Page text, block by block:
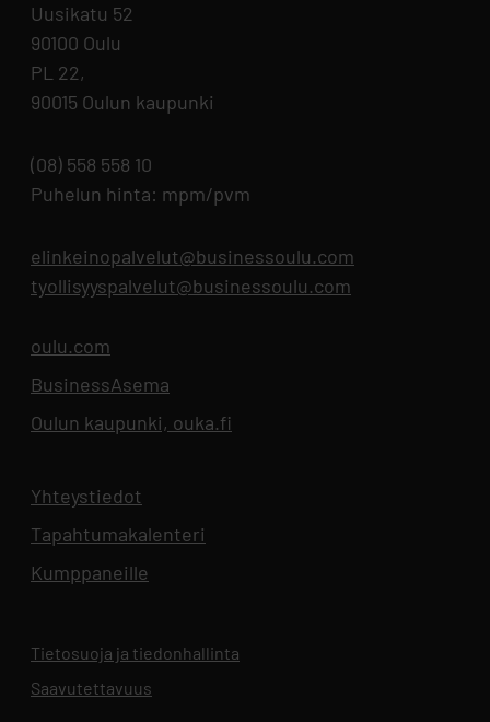
Uusikatu 52
90100 Oulu
PL 22,
90015 Oulun kaupunki
(08) 558 558 10
Puhelun hinta: mpm/pvm
elinkeinopalvelut@businessoulu.com
tyollisyyspalvelut@businessoulu.com
oulu.com
BusinessAsema
Oulun kaupunki, ouka.fi
Yhteystiedot
Tapahtumakalenteri
Kumppaneille
Tietosuoja ja tiedonhallinta
Saavutettavuus